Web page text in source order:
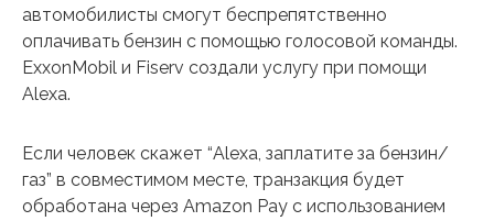
автомобилисты смогут беспрепятственно
оплачивать бензин с помощью голосовой команды.
ExxonMobil и Fiserv создали услугу при помощи
Alexa.
Если человек скажет “Alexa, заплатите за бензин/
газ” в совместимом месте, транзакция будет
обработана через Amazon Pay с использованием